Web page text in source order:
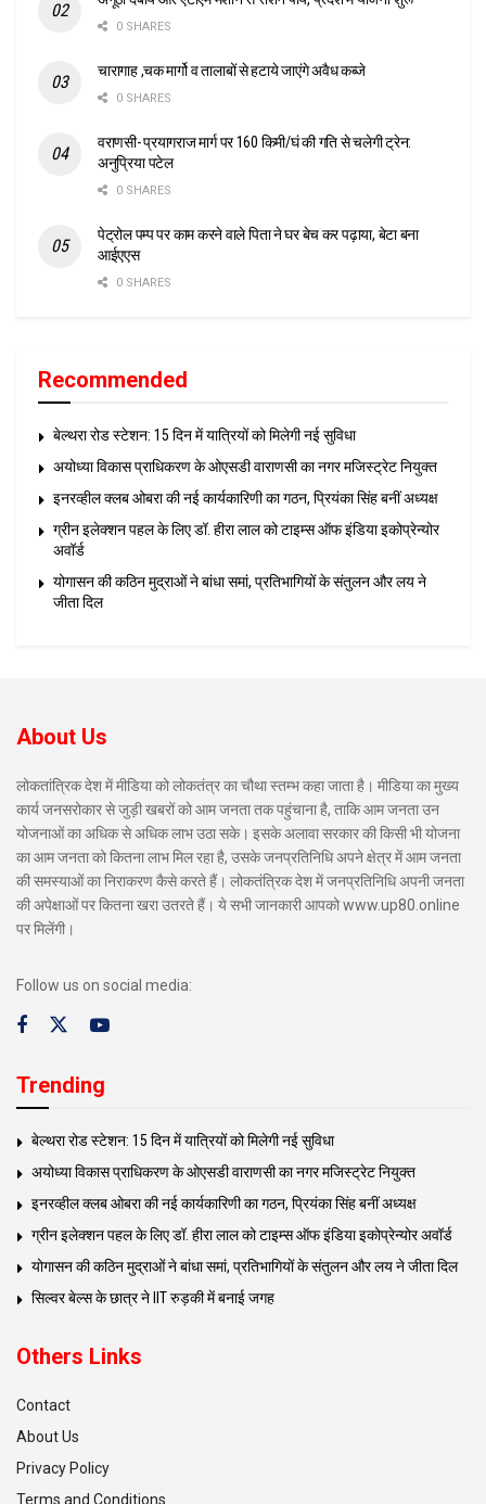
0 SHARES
चारागाह ,चक मार्गो व तालाबों से हटाये जाएंगे अवैध कब्जे
0 SHARES
वराणसी- प्रयागराज मार्ग पर 160 किमी/घं की गति से चलेगी ट्रेन:
अनुप्रिया पटेल
0 SHARES
पेट्रोल पम्प पर काम करने वाले पिता ने घर बेच कर पढ़ाया, बेटा बना
आईएएस
0 SHARES
Recommended
बेल्थरा रोड स्टेशन: 15 दिन में यात्रियों को मिलेगी नई सुविधा
अयोध्या विकास प्राधिकरण के ओएसडी वाराणसी का नगर मजिस्ट्रेट नियुक्त
इनरव्हील क्लब ओबरा की नई कार्यकारिणी का गठन, प्रियंका सिंह बनीं अध्यक्ष
ग्रीन इलेक्शन पहल के लिए डॉ. हीरा लाल को टाइम्स ऑफ इंडिया इकोप्रेन्योर
अवॉर्ड
योगासन की कठिन मुद्राओं ने बांधा समां, प्रतिभागियों के संतुलन और लय ने
जीता दिल
About Us
लोकतांत्रिक देश में मीडिया को लोकतंत्र का चौथा स्तम्भ कहा जाता है। मीडिया का मुख्य
कार्य जनसरोकार से जुड़ी खबरों को आम जनता तक पहुंचाना है, ताकि आम जनता उन
योजनाओं का अधिक से अधिक लाभ उठा सके। इसके अलावा सरकार की किसी भी योजना
का आम जनता को कितना लाभ मिल रहा है, उसके जनप्रतिनिधि अपने क्षेत्र में आम जनता
की समस्याओं का निराकरण कैसे करते हैं। लोकतंत्रिक देश में जनप्रतिनिधि अपनी जनता
की अपेक्षाओं पर कितना खरा उतरते हैं। ये सभी जानकारी आपको www.up80.online
पर मिलेंगी।
Follow us on social media:
Trending
बेल्थरा रोड स्टेशन: 15 दिन में यात्रियों को मिलेगी नई सुविधा
अयोध्या विकास प्राधिकरण के ओएसडी वाराणसी का नगर मजिस्ट्रेट नियुक्त
इनरव्हील क्लब ओबरा की नई कार्यकारिणी का गठन, प्रियंका सिंह बनीं अध्यक्ष
ग्रीन इलेक्शन पहल के लिए डॉ. हीरा लाल को टाइम्स ऑफ इंडिया इकोप्रेन्योर अवॉर्ड
योगासन की कठिन मुद्राओं ने बांधा समां, प्रतिभागियों के संतुलन और लय ने जीता दिल
सिल्वर बेल्स के छात्र ने IIT रुड़की में बनाई जगह
Others Links
Contact
About Us
Privacy Policy
Terms and Conditions